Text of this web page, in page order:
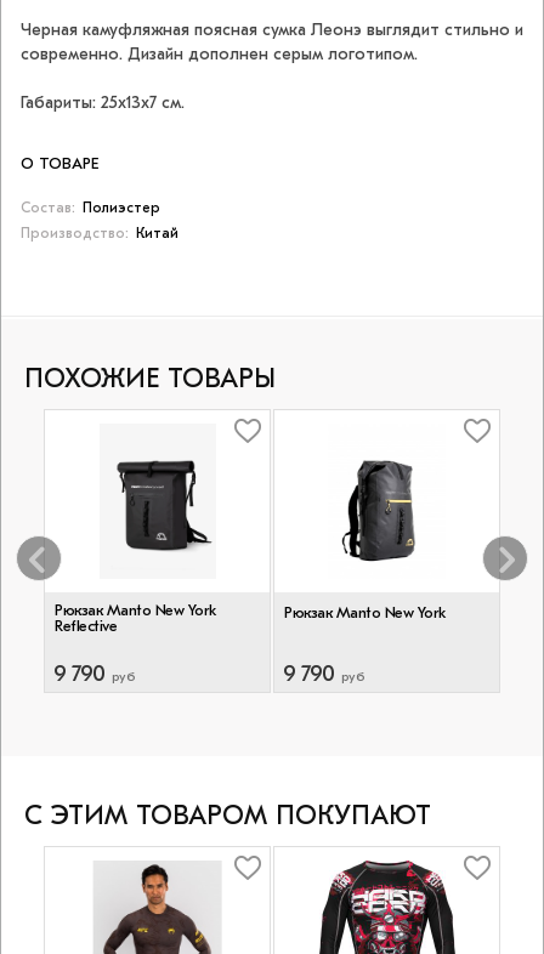
Черная камуфляжная поясная сумка Леонэ выглядит стильно и
современно. Дизайн дополнен серым логотипом.
Габариты: 25х13х7 см.
О ТОВАРЕ
Состав:
Полиэстер
Производство:
Китай
ПОХОЖИЕ ТОВАРЫ
Рюкзак Manto New York
Reflective
9 790 руб
Рюкзак Manto New York
9 790 руб
С ЭТИМ ТОВАРОМ ПОКУПАЮТ